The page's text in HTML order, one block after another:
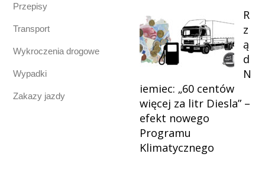
Przepisy
Transport
Wykroczenia drogowe
Wypadki
Zakazy jazdy
R
z
ą
d
N
iemiec: „60 centów
więcej za litr Diesla” –
efekt nowego
Programu
Klimatycznego